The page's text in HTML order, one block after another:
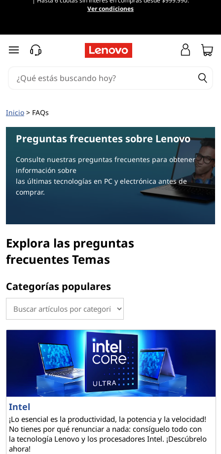
A
Q
P
n
a
s
r
u
e
n
Ver condiciones
Ir al contenido principal
Inicio > FAQs
Preguntas frecuentes sobre Lenovo
Consulte nuestras preguntas frecuentes para obtener
información sobre
las últimas tecnologías en PC y electrónica antes de
comprar.
Explora las preguntas
frecuentes Temas
Categorías populares
Intel
¡Lo esencial es la productividad, la potencia y la velocidad!
No tienes por qué renunciar a nada: consíguelo todo con
la tecnología Lenovo y los procesadores Intel. ¡Descúbrelo
ahora!